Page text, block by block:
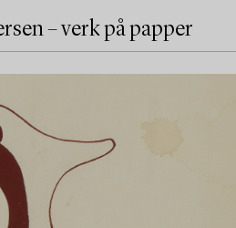
– verk på papper